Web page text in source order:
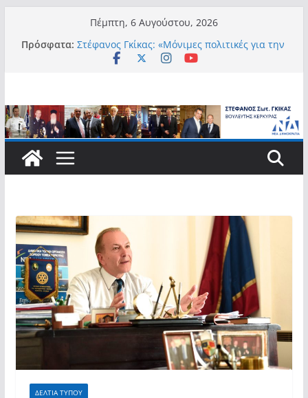
περιεχόμενο
Πέμπτη, 6 Αυγούστου, 2026
Πρόσφατα: Στέφανος Γκίκας: «Μόνιμες πολιτικές για την
αυτονομία, την αξιοπρέπεια και την ισότιμη
Στέφανος Γκίκας:
Στέφανος Γκίκας: «Η πρωτοβουλία “Smart
Island – Gov Access Booth” ενισχύει την
ισότιμη πρόσβαση των νησιωτών μας στις
911 νέους φοιτητές που επέλεξαν τα 6
Τμήματα της Κέρκυρας για τις σπουδές
τους»
Στέφανος Γκίκας: «Οι νέες προκλήσεις, όπως
η τεχνητή νοημοσύνη, η κλιματική κρίση, η
στεγαστική πίεση και η ανάγκη προστασίας
των επόμενων γενεών, επιβάλλουν
σύγχρονες και ουσιαστικές θεσμικές
απαντήσεις»
ΔΕΛΤΙΑ ΤΥΠΟΥ